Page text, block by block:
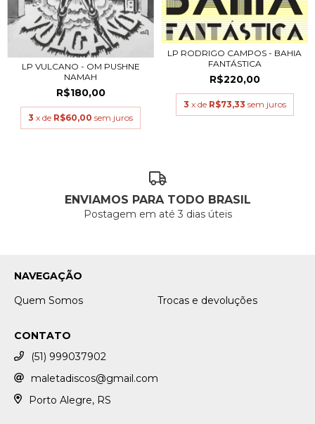
LP VULCANO - OM PUSHNE
NAMAH
R$180,00
3 x de R$60,00 sem juros
LP RODRIGO CAMPOS - BAHIA
FANTÁSTICA
R$220,00
3 x de R$73,33 sem juros
ENVIAMOS PARA TODO BRASIL
Postagem em até 3 dias úteis
NAVEGAÇÃO
Quem Somos
Trocas e devoluções
CONTATO
(51) 999037902
maletadiscos@gmail.com
Porto Alegre, RS